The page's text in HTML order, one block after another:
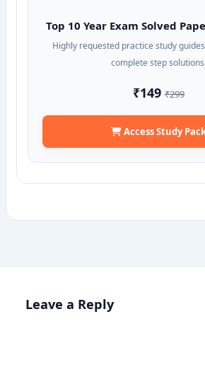
Top 10 Year Exam Solved
Highly requested practice study
complete step
₹149₹299
Access Study
Leave a Reply